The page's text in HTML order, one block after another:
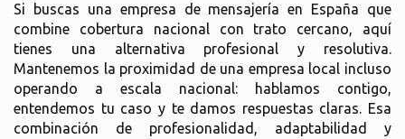
Si buscas una empresa de mensajería en España que
combine cobertura nacional con trato cercano, aquí
tienes una alternativa profesional y resolutiva.
Mantenemos la proximidad de una empresa local incluso
operando a escala nacional: hablamos contigo,
entendemos tu caso y te damos respuestas claras. Esa
combinación de profesionalidad, adaptabilidad y